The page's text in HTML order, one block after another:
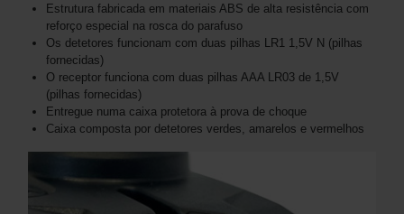
Estrutura fabricada em materiais ABS de alta resistência com
reforço especial na rosca do parafuso
Os detetores funcionam com duas pilhas LR1 1,5V N (pilhas
fornecidas)
O receptor funciona com duas pilhas AAA LR03 de 1,5V
(pilhas fornecidas)
Entregue numa caixa protetora à prova de choque
Caixa composta por detetores verdes, amarelos e vermelhos